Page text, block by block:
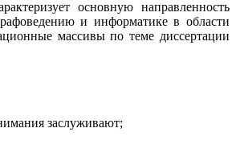
основную направленность
и информатике в области
массивы по теме диссертации
заслуживают;